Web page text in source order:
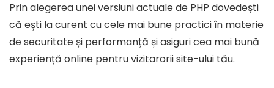
Prin alegerea unei versiuni actuale de PHP dovedești
că ești la curent cu cele mai bune practici în materie
de securitate și performanță și asiguri cea mai bună
experiență online pentru vizitarorii site-ului tău.